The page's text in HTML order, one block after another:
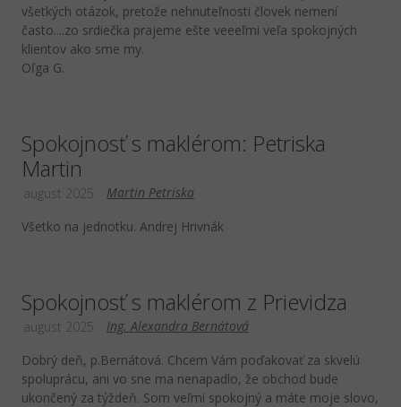
všetkých otázok, pretože nehnuteľnosti človek nemení
často....zo srdiečka prajeme ešte veeeľmi veľa spokojných
klientov ako sme my.
Oľga G.
Spokojnosť s maklérom: Petriska
Martin
Martin Petriska
august 2025
Všetko na jednotku. Andrej Hrivnák
Spokojnosť s maklérom z Prievidza
Ing. Alexandra Bernátová
august 2025
Dobrý deň, p.Bernátová. Chcem Vám poďakovať za skvelú
spoluprácu, ani vo sne ma nenapadlo, že obchod bude
ukončený za týždeň. Som veľmi spokojný a máte moje slovo,